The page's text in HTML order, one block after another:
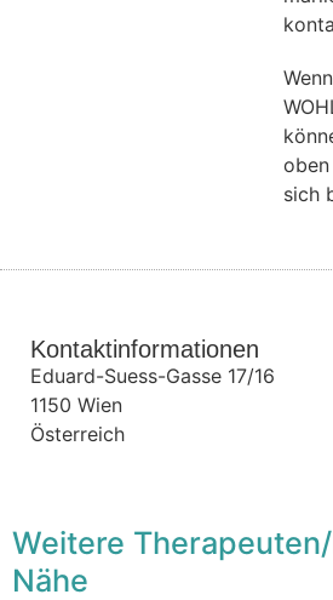
sich
Kontaktinformationen
Eduard-Suess-Gasse 17/16
1150 Wien
Österreich
Weitere
Nähe